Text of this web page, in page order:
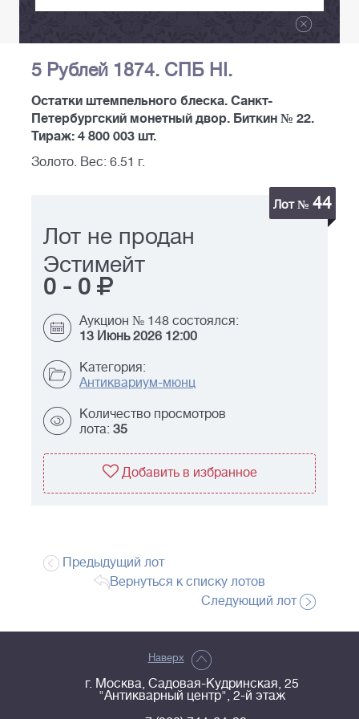
5 Рублей 1874. СПБ НI.
Остатки штемпельного блеска. Санкт-
Петербургский монетный двор. Биткин № 22.
Тираж: 4 800 003 шт.
Золото. Вес: 6.51 г.
Лот № 44
Лот не продан
Эстимейт
0 - 0
Аукцион № 148 состоялся:
13 Июнь 2026 12:00
Категория:
Антиквариум-мюнц
Количество просмотров
лота: 35
Добавить в избранное
Предыдущий лот
Вернуться к списку лотов
Следующий лот
Наверх
г. Москва, Садовая-Кудринская, 25
"Антикварный центр", 2-й этаж